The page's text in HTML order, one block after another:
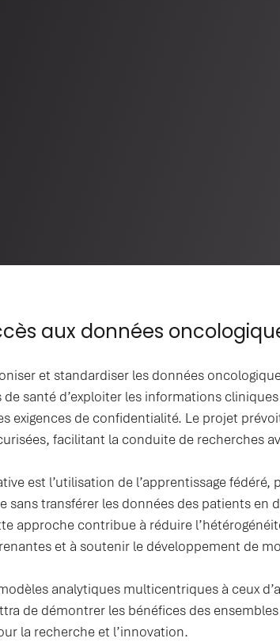
aux données
et standardiser les données
santé d’exploiter les informations
exigences de confidentialité. Le projet
facilitant la conduite de recherches
est l’utilisation de l’apprentissage
sans transférer les données des patients en
approche contribue à réduire
et à soutenir le développement de
analytiques multicentriques à ceux
de démontrer les bénéfices des
la recherche et l’innovation.